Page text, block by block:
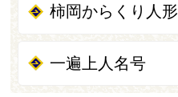
柿岡からくり人形
一遍上人名号